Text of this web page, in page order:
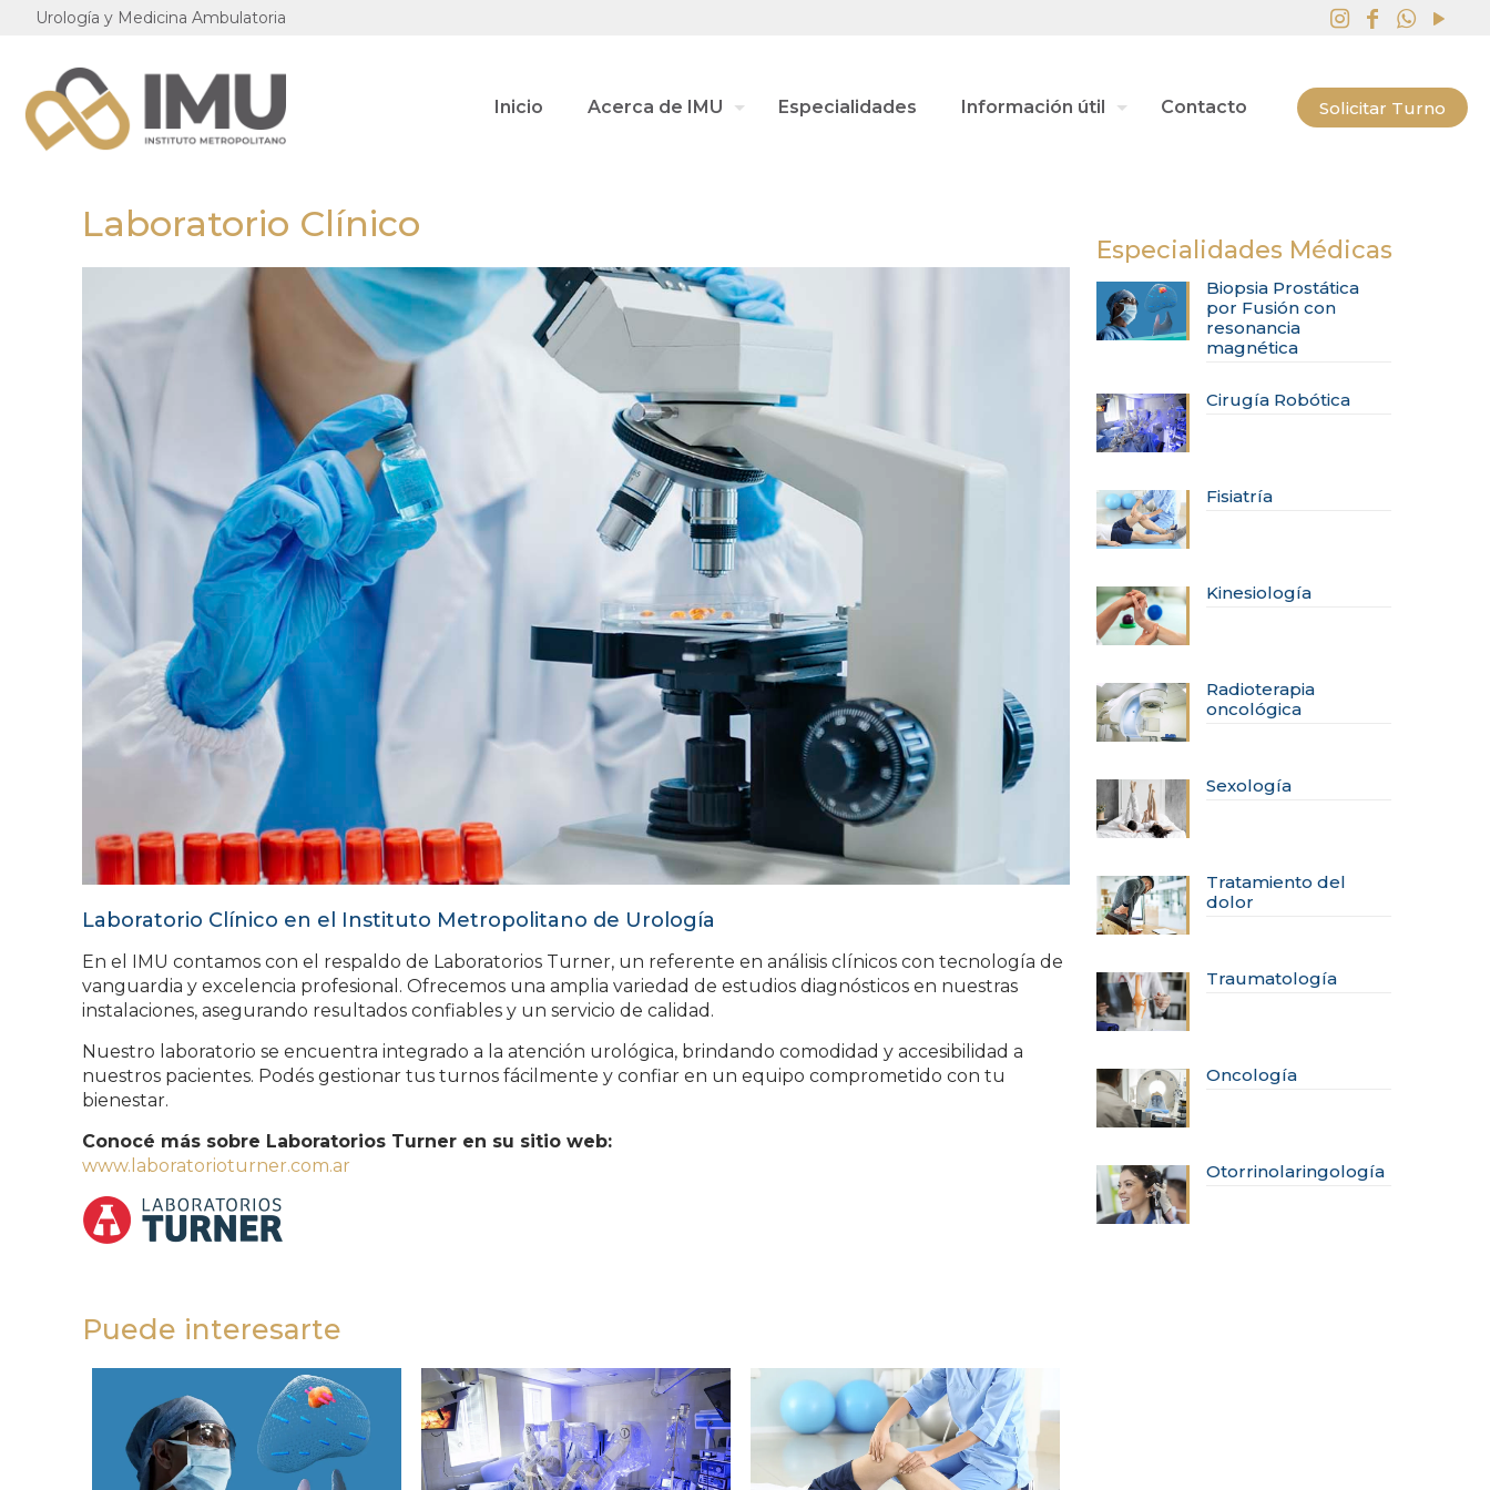
Urología y Medicina Ambulatoria
Inicio Acerca de IMU Especialidades Información útil Contacto Solicitar Turno
Laboratorio Clínico
Laboratorio Clínico en el Instituto Metropolitano de Urología
En el IMU contamos con el respaldo de Laboratorios Turner, un referente en análisis clínicos con tecnología de
vanguardia y excelencia profesional. Ofrecemos una amplia variedad de estudios diagnósticos en nuestras
instalaciones, asegurando resultados confiables y un servicio de calidad.
Nuestro laboratorio se encuentra integrado a la atención urológica, brindando comodidad y accesibilidad a
nuestros pacientes. Podés gestionar tus turnos fácilmente y confiar en un equipo comprometido con tu
bienestar.
Conocé más sobre Laboratorios Turner en su sitio web:
www.laboratorioturner.com.ar
Puede interesarte
Especialidades Médicas
Biopsia Prostática
por Fusión con
resonancia
magnética
Cirugía Robótica
Fisiatría
Kinesiología
Radioterapia
oncológica
Sexología
Tratamiento del
dolor
Traumatología
Oncología
Otorrinolaringología